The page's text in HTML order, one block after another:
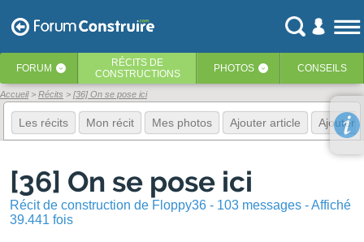
FORUM ‹ RÉCITS DE
CONSTRUCTIONS
PHOTOS ‹ CONSEILS
Accueil Récits [36] On se pose ici
Les récits Mon récit Mes photos Ajouter article Ajouter
[36] On se pose ici
Récit de construction de Floppy36 - 103 messages - Affiché
39.441 fois